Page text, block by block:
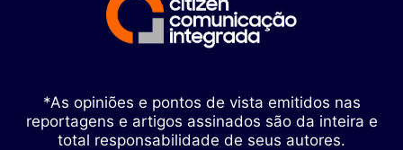
*As opiniões e pontos de vista emitidos nas
reportagens e artigos assinados são da inteira e
total responsabilidade de seus autores.